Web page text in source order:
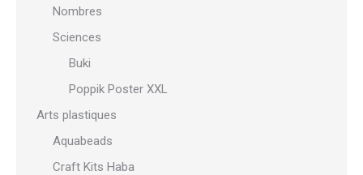
Nombres
Sciences
Buki
Poppik Poster XXL
Arts plastiques
Aquabeads
Craft Kits Haba